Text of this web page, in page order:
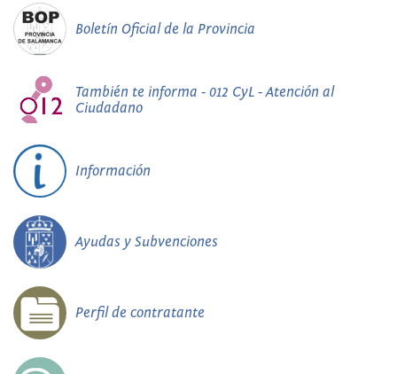
Boletín Oficial de la Provincia
También te informa - 012 CyL - Atención al
Ciudadano
Información
Ayudas y Subvenciones
Perfil de contratante